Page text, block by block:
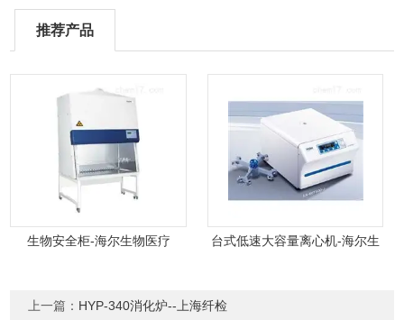
推荐产品
生物安全柜-海尔生物医疗
台式低速大容量离心机-海尔生
上一篇： HYP-340消化炉--上海纤检